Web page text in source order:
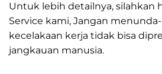
Untuk lebih detailnya, silahkan
Service kami, Jangan
kecelakaan kerja tidak bisa
jangkauan manusia.